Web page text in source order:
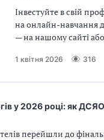
Інвестуйте в свій
на онлайн-навчання
— на нашому сайті
1 квітня 2026 316
у 2026 році: як
перейшли до